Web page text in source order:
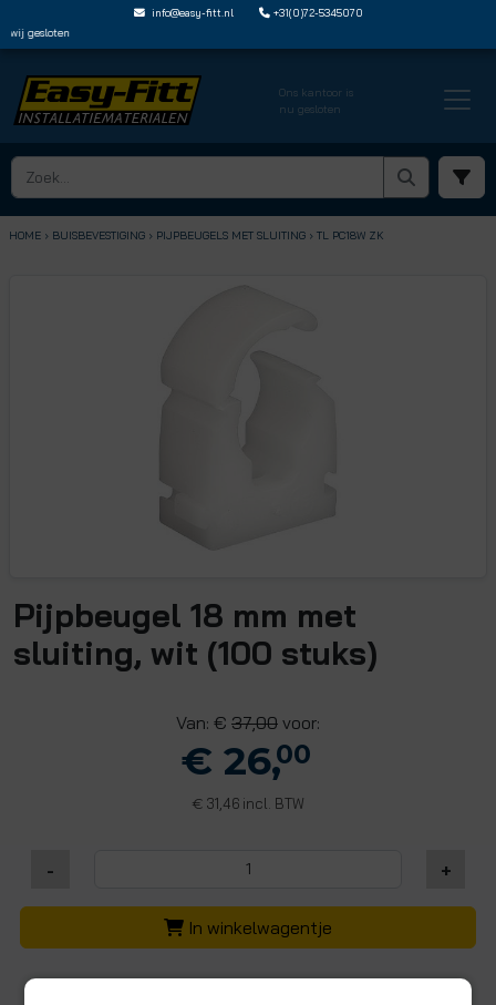
info@easy-fitt.nl
+31(0)72-5345070
gesloten
Ons kantoor is
nu gesloten
HOME › BUISBEVESTIGING › PIJPBEUGELS MET SLUITING › TL PC18W ZK
Pijpbeugel 18 mm met
sluiting, wit (100 stuks)
Van: € 37,00 voor:
€ 26,00
€ 31,46 incl. BTW
- +
In winkelwagentje